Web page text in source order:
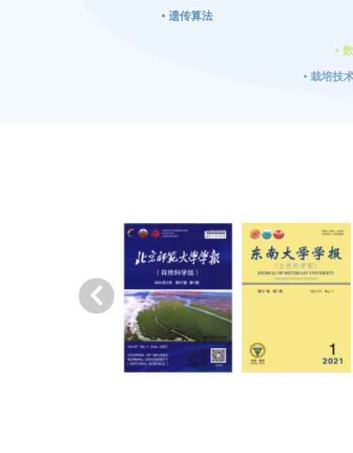
• 遗传算法
• 栽培技术
•